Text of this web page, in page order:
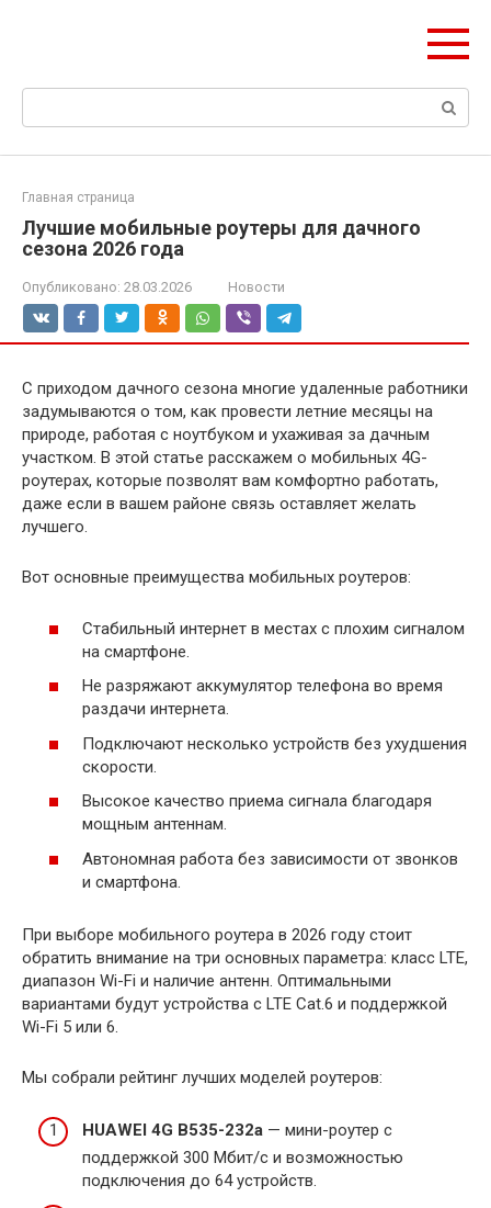
Поиск:
Главная страница
Лучшие мобильные роутеры для дачного
сезона 2026 года
Опубликовано: 28.03.2026 Новости
С приходом дачного сезона многие удаленные работники
задумываются о том, как провести летние месяцы на
природе, работая с ноутбуком и ухаживая за дачным
участком. В этой статье расскажем о мобильных 4G-
роутерах, которые позволят вам комфортно работать,
даже если в вашем районе связь оставляет желать
лучшего.
Вот основные преимущества мобильных роутеров:
Стабильный интернет в местах с плохим сигналом
на смартфоне.
Не разряжают аккумулятор телефона во время
раздачи интернета.
Подключают несколько устройств без ухудшения
скорости.
Высокое качество приема сигнала благодаря
мощным антеннам.
Автономная работа без зависимости от звонков
и смартфона.
При выборе мобильного роутера в 2026 году стоит
обратить внимание на три основных параметра: класс LTE,
диапазон Wi-Fi и наличие антенн. Оптимальными
вариантами будут устройства с LTE Cat.6 и поддержкой
Wi-Fi 5 или 6.
Мы собрали рейтинг лучших моделей роутеров:
HUAWEI 4G B535-232a — мини-роутер с
поддержкой 300 Мбит/с и возможностью
подключения до 64 устройств.